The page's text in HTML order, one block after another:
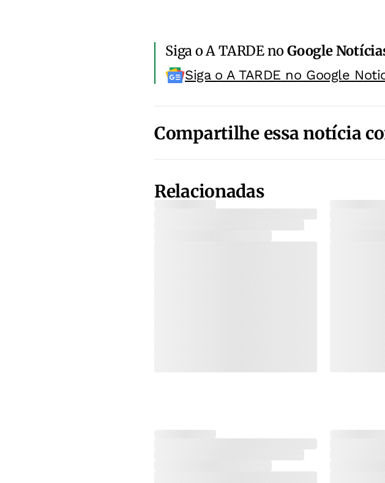
Siga o A TARDE noGoogle
Siga o A TARDE no Google
Compartilhe essa notícia
Relacionadas